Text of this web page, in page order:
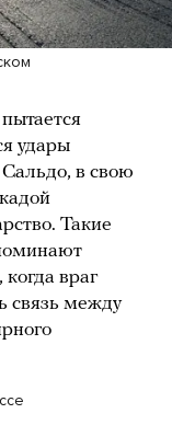
удары
в свою
Такие
враг
связь между